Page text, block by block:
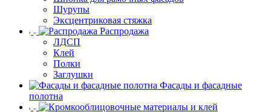
Шурупы
Эксцентриковая стяжка
Распродажа
ЛДСП
Клей
Полки
Заглушки
Фасады и фасадные
полотна